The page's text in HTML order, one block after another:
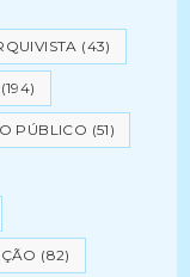
(43)
(194)
PÚBLICO (51)
(82)